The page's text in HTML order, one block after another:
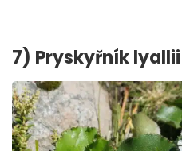
7) Pryskyřník lyallii